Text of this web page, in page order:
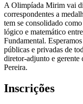
A Olimpíada Mirim vai
correspondentes a
tem se consolidado
lógico e matemático
Fundamental.
públicas e privadas de
diretor-adjunto e
Pereira.
Inscrições